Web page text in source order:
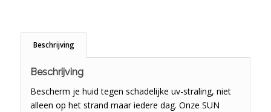
Beschrijving
Beschrijving
Bescherm je huid tegen schadelijke uv-straling, niet
alleen op het strand maar iedere dag. Onze SUN